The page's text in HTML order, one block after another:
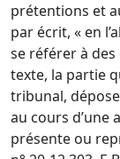
prétentions et
par écrit, « en
se référer à
texte, la partie
tribunal,
au cours d’une
présente ou